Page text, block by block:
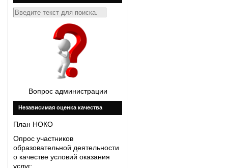
Вопрос администрации
Незавиcимая оценка качества
План НОКО
Опрос участников
образовательной деятельности
о качестве условий оказания
услуг: